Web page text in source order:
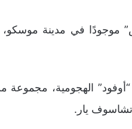
موجودًا في مدينة
“أوفود” الهجومية،
تشاسوف يار.